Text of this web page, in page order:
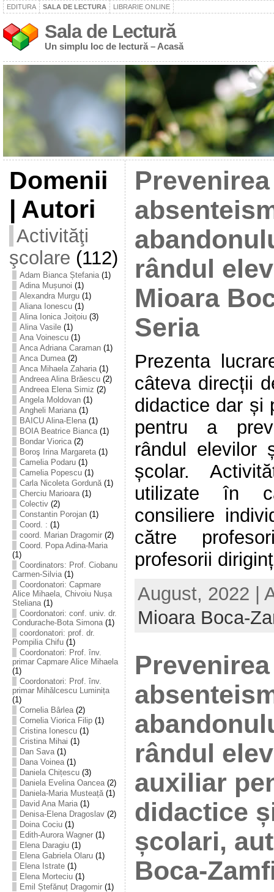
EDITURA SALA DE LECTURA LIBRARIE ONLINE
Sala de Lectură
Un simplu loc de lectură – Acasă
Domenii
| Autori
Activităţi
şcolare (112)
Adam Bianca Ștefania(1)
Adina Mușunoi (1)
Alexandra Murgu(1)
Aliana Ionescu(1)
Alina Ionica Joițoiu(3)
Alina Vasile(1)
Ana Voinescu(1)
Anca Adriana Caraman(1)
Anca Dumea(2)
Anca Mihaela Zaharia(1)
Andreea Alina Brăescu(2)
Andreea Elena Simiz (2)
Angela Moldovan(1)
Angheli Mariana(1)
BAICU Alina-Elena(1)
BOIA Beatrice Bianca(1)
Bondar Viorica(2)
Boroş Irina Margareta(1)
Camelia Podaru(1)
Camelia Popescu(1)
Carla Nicoleta Gordună(1)
Cherciu Marioara(1)
Colectiv(2)
Constantin Porojan(1)
Coord. : (1)
coord. Marian Dragomir(2)
Coord. Popa Adina-Maria
(1)
Coordinators: Prof. Ciobanu
Carmen-Silvia(1)
Coordonatori: Capmare
Alice Mihaela, Chivoiu Nușa
Steliana(1)
Coordonatori: conf. univ. dr.
Condurache-Bota Simona(1)
coordonatori: prof. dr.
Pompilia Chifu(1)
Coordonatori: Prof. înv.
primar Capmare Alice Mihaela
(1)
Coordonatori: Prof. înv.
primar Mihălcescu Luminița
(1)
Cornelia Bârlea(2)
Cornelia Viorica Filip(1)
Cristina Ionescu(1)
Cristina Mihai (1)
Dan Sava(1)
Dana Voinea(1)
Daniela Chițescu(3)
Daniela Evelina Oancea(2)
Daniela-Maria Musteață(1)
David Ana Maria(1)
Denisa-Elena Dragoslav(2)
Doina Cociu(1)
Edith-Aurora Wagner(1)
Elena Daragiu(1)
Elena Gabriela Olaru(1)
Elena Istrate(1)
Elena Morteciu(1)
Emil Ștefănuț Dragomir(1)
Prevenirea
rândul
Mioara
Seria
Prezenta
câteva direcții
didactice dar și
pentru a
rândul elevilor
școlar.
utilizate în
consiliere
către
profesorii
August, 2022 |
Mioara Boca-
Prevenirea
rândul
auxiliar
didactice
școlari,
Boca-